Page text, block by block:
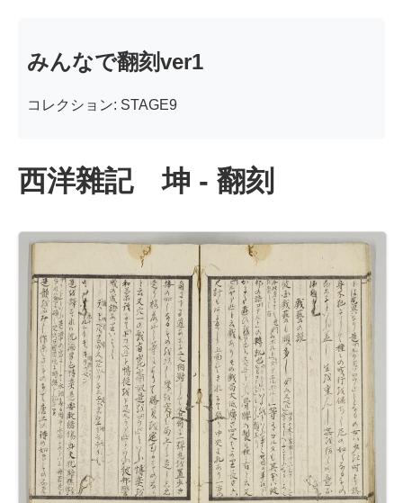
みんなで翻刻ver1
コレクション: STAGE9
西洋雜記 坤 - 翻刻